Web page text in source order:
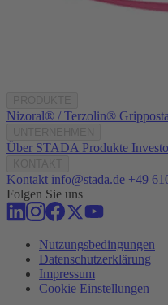
Nizoral® / Terzolin®
Über STADA Produkte
Kontakt info@stada.de +49
Folgen Sie uns
Nutzungsbedingungen
Datenschutzerklärung
Impressum
Cookie Einstellungen